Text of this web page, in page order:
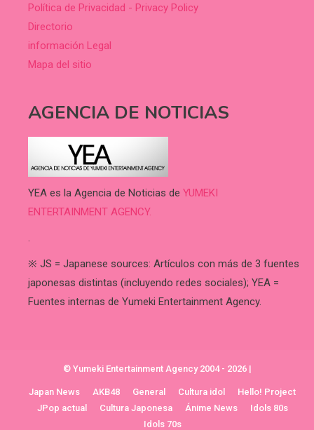
Política de Privacidad - Privacy Policy
Directorio
información Legal
Mapa del sitio
AGENCIA DE NOTICIAS
YEA es la Agencia de Noticias de YUMEKI
ENTERTAINMENT AGENCY.
.
※ JS = Japanese sources: Artículos con más de 3 fuentes
japonesas distintas (incluyendo redes sociales); YEA =
Fuentes internas de Yumeki Entertainment Agency.
© Yumeki Entertainment Agency 2004 - 2026 |
Japan News AKB48 General Cultura idol
Hello! Project
JPop actual
Cultura Japonesa Ánime News
Idols 80s
Idols 70s